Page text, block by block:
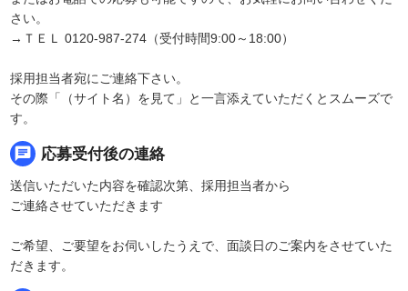
さい。
→ＴＥＬ 0120-987-274（受付時間9:00～18:00）
採用担当者宛にご連絡下さい。
その際「（サイト名）を見て」と一言添えていただくとスムーズで
す。
chat 応募受付後の連絡
送信いただいた内容を確認次第、採用担当者から
ご連絡させていただきます
ご希望、ご要望をお伺いしたうえで、面談日のご案内をさせていた
だきます。